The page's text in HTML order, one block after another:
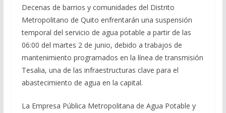
Decenas de barrios y comunidades del Distrito
Metropolitano de Quito enfrentarán una suspensión
temporal del servicio de agua potable a partir de las
06:00 del martes 2 de junio, debido a trabajos de
mantenimiento programados en la línea de transmisión
Tesalia, una de las infraestructuras clave para el
abastecimiento de agua en la capital.
La Empresa Pública Metropolitana de Agua Potable y